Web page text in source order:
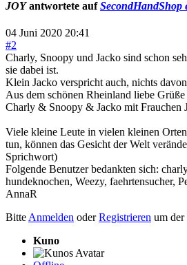
JOYantwortete aufSecondHandShop
04 Juni 2020 20:41
#2
Charly, Snoopy und Jacko sind schon
sie dabei ist.
Klein Jacko verspricht auch, nichts
Aus dem schönen Rheinland liebe
Charly & Snoopy & Jacko mit Frauchen
Viele kleine Leute in vielen kleinen
tun, können das Gesicht der Welt
Sprichwort)
Folgende Benutzer bedankten sich:
hundeknochen, Weezy, faehrtensucher,
AnnaR
Bitte Anmelden oderRegistrieren um der
Kuno